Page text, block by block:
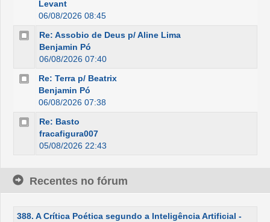
Levant
06/08/2026 08:45
Re: Assobio de Deus p/ Aline Lima
Benjamin Pó
06/08/2026 07:40
Re: Terra p/ Beatrix
Benjamin Pó
06/08/2026 07:38
Re: Basto
fracafigura007
05/08/2026 22:43
Recentes no fórum
388. A Crítica Poética segundo a Inteligência Artificial -